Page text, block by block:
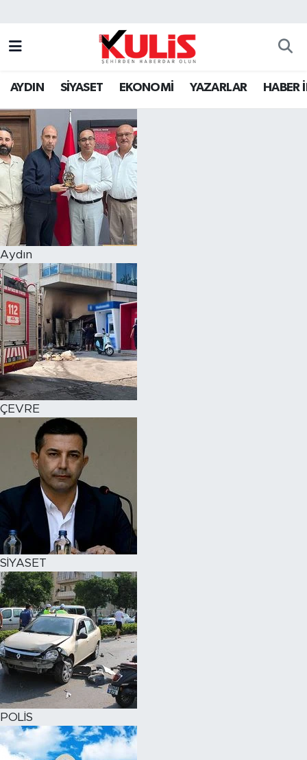
AYDIN SİYASET EKONOMİ YAZARLAR HABER
Aydın
ÇEVRE
SİYASET
POLİS